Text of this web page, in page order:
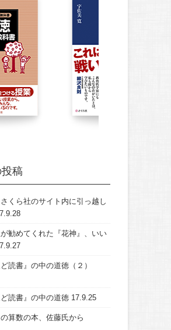
稿
くら社のサイト内に引っ越し
勧めてくれた『花神』、いい
ど読書』の中の道徳（２）
ど読書』の中の道徳 17.9.25
算数の本、佐藤氏から